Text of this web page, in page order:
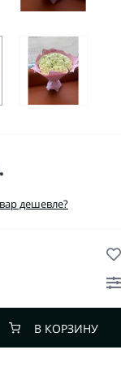
дешевле?
В КОРЗИНУ